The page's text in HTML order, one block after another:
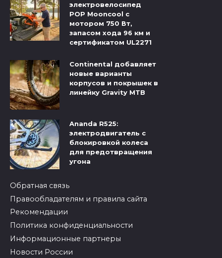
электровелосипед
POP Mooncool с
мотором 750 Вт,
запасом хода 96 км и
сертификатом UL2271
Continental добавляет
новые варианты
корпусов и покрышек в
линейку Gravity MTB
Ananda R525:
электродвигатель с
блокировкой колеса
для предотвращения
угона
Обратная связь
Правообладателям и правила сайта
Рекомендации
Политика конфиденциальности
Информационные партнеры
Новости России